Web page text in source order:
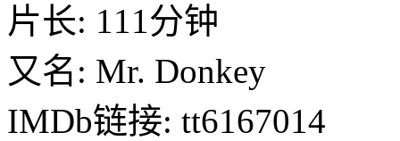
片长: 111分钟
又名: Mr. Donkey
IMDb链接: tt6167014